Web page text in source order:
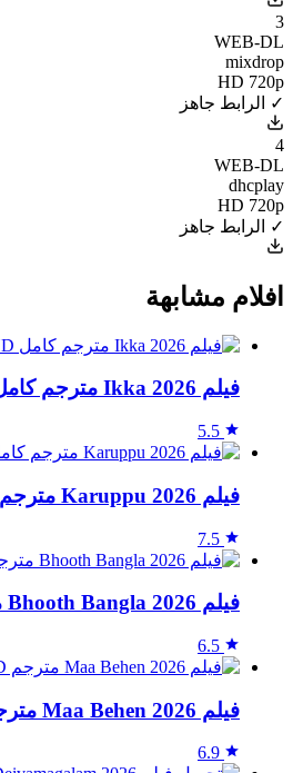
3
WEB-DL
mixdrop
HD 720p
✓ الرابط جاهز
4
WEB-DL
dhcplay
HD 720p
✓ الرابط جاهز
افلام مشابهة
فيلم Ikka 2026 مترجم كامل HD
5.5
فيلم Karuppu 2026 مترجم كامل بجودة HD
7.5
فيلم Bhooth Bangla 2026 مترجم بدون إعلانات
6.5
فيلم Maa Behen 2026 مترجم HD
6.9